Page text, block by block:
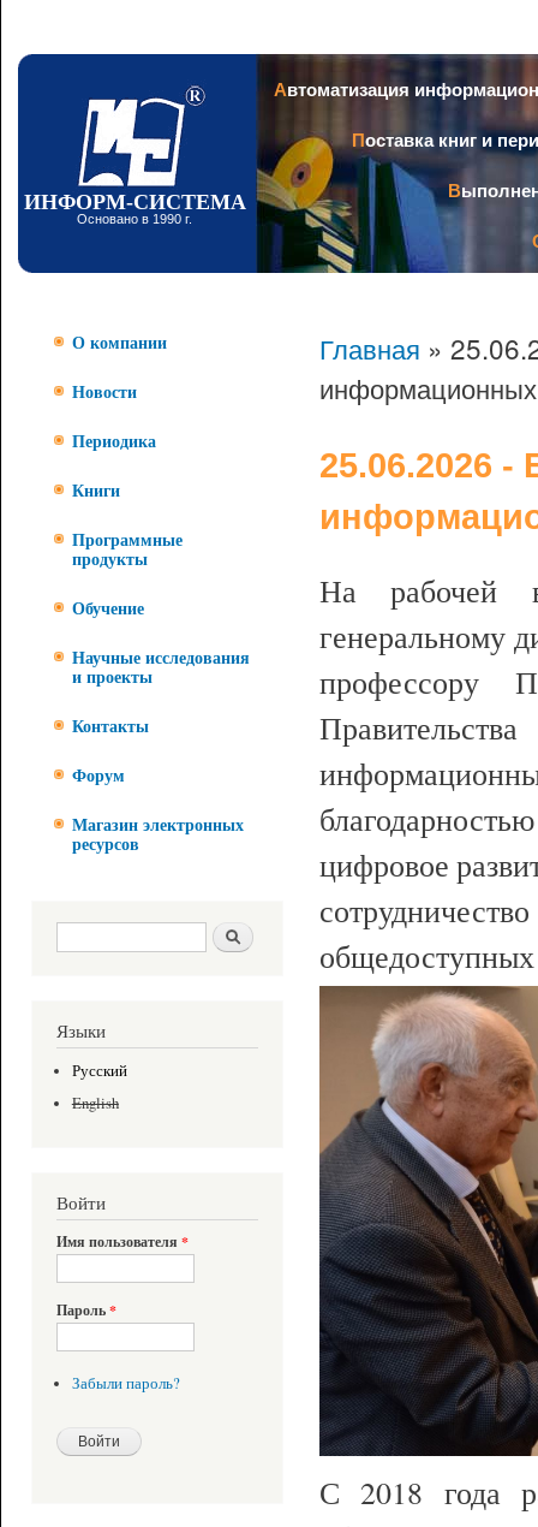
ИНФОРМ-СИСТЕМА
Основано в 1990 г.
Автоматизация
Поставка книг и
О компании
Новости
Периодика
Книги
Программные
продукты
Обучение
Научные исследования
и проекты
Контакты
Форум
Магазин электронных
ресурсов
Форма поиска Поиск
Языки
Русский
English
Войти
Имя пользователя *
Пароль*
Забыли пароль?
Главная »
25.06.2026 -
На рабочей
профессору
цифровое
С 2018 года